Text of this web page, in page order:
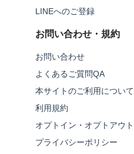
LINEへのご登録
お問い合わせ・規約
お問い合わせ
よくあるご質問QA
本サイトのご利用について
利用規約
オプトイン・オプトアウト
プライバシーポリシー